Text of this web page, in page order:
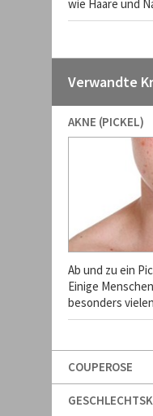
wie Haare und
Verwandte
AKNE (PICKEL)
Ab und zu ein
Einige
besonders
COUPEROSE